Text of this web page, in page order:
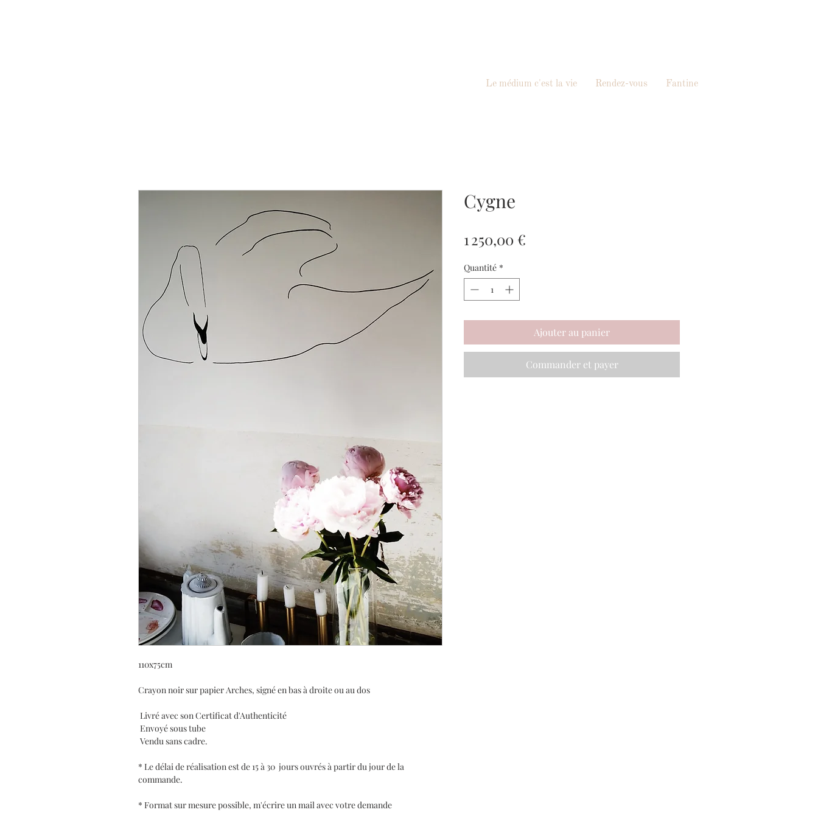
Le médium c'est la vie Rendez-vous Fantine
110x75cm
Crayon noir sur papier Arches, signé en bas à droite ou au dos
Livré avec son Certificat d'Authenticité
Envoyé sous tube
Vendu sans cadre.
* Le délai de réalisation est de 15 à 30 jours ouvrés à partir du jour de la
commande.
* Format sur mesure possible, m'écrire un mail avec votre demande
Cygne
1 250,00 €
Quantité *
Ajouter au panier
Commander et payer